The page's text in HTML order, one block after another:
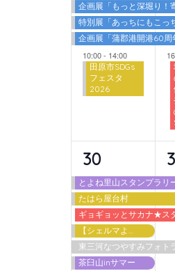
企画展「もっと深堀り！
特別展「あっちにもこっ
企画展「蒲郡港開港60周
10:00- 14:00
田原市SDGs
フェスタ
2026
10
イ
ベ
ン
ト,
30
とよね里山スタンプラリ
たはら屋台村
ギョギョッとサカナ★ス
東三河なつやすみフォト
茶臼山inサマー
6